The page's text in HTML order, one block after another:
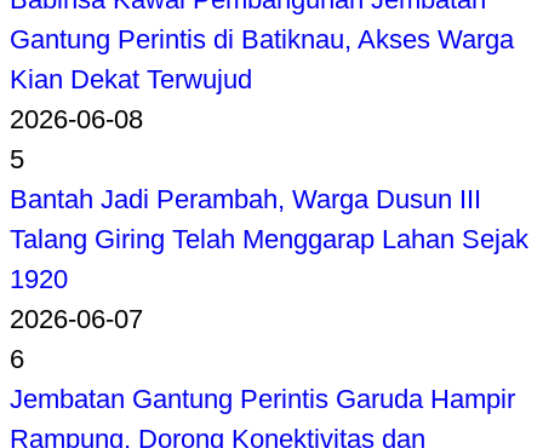
Gantung Perintis di Batiknau, Akses Warga
Kian Dekat Terwujud
2026-06-08
5
Bantah Jadi Perambah, Warga Dusun III
Talang Giring Telah Menggarap Lahan Sejak
1920
2026-06-07
6
Jembatan Gantung Perintis Garuda Hampir
Rampung, Dorong Konektivitas dan